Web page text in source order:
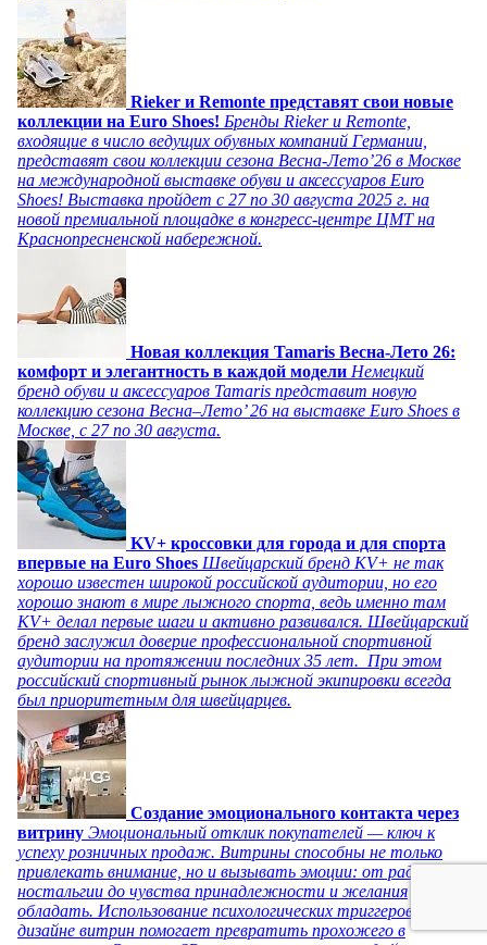
Rieker и Remonte представят свои новые
коллекции на Euro Shoes! Бренды Rieker и Remonte,
входящие в число ведущих обувных компаний Германии,
представят свои коллекции сезона Весна-Лето’26 в Москве
на международной выставке обуви и аксессуаров Euro
Shoes! Выставка пройдет c 27 по 30 августа 2025 г. на
новой премиальной площадке в конгресс-центре ЦМТ на
Краснопресненской набережной.
Новая коллекция Tamaris Весна-Лето 26:
комфорт и элегантность в каждой модели Немецкий
бренд обуви и аксессуаров Tamaris представит новую
коллекцию сезона Весна–Лето’ 26 на выставке Euro Shoes в
Москве, с 27 по 30 августа.
KV+ кроссовки для города и для спорта
впервые на Euro Shoes Швейцарский бренд KV+ не так
хорошо известен широкой российской аудитории, но его
хорошо знают в мире лыжного спорта, ведь именно там
KV+ делал первые шаги и активно развивался. Швейцарский
бренд заслужил доверие профессиональной спортивной
аудитории на протяжении последних 35 лет. При этом
российский спортивный рынок лыжной экипировки всегда
был приоритетным для швейцарцев.
Создание эмоционального контакта через
витрину Эмоциональный отклик покупателей — ключ к
успеху розничных продаж. Витрины способны не только
привлекать внимание, но и вызывать эмоции: от радости и
ностальгии до чувства принадлежности и желания
обладать. Использование психологических триггеров в
дизайне витрин помогает превратить прохожего в